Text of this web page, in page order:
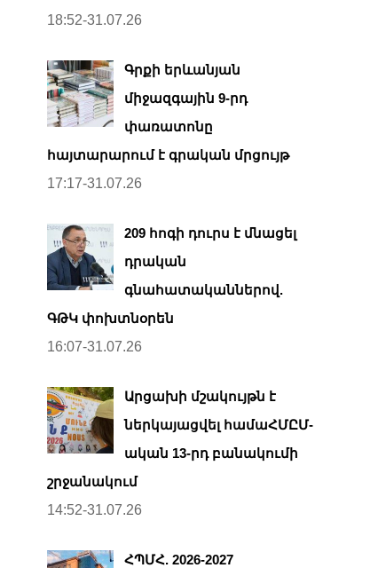
18:52-31.07.26
Գրքի երևանյան
միջազգային 9-րդ
փառատոնը
հայտարարում է գրական մրցույթ
17:17-31.07.26
209 հոգի դուրս է մնացել
դրական
գնահատականներով.
ԳԹԿ փոխտնօրեն
16:07-31.07.26
Արցախի մշակույթն է
ներկայացվել համաՀՄԸՄ-
ական 13-րդ բանակումի
շրջանակում
14:52-31.07.26
ՀՊՄՀ. 2026-2027